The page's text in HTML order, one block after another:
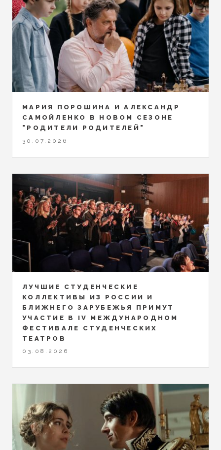
МАРИЯ ПОРОШИНА И АЛЕКСАНДР
САМОЙЛЕНКО В НОВОМ СЕЗОНЕ
"РОДИТЕЛИ РОДИТЕЛЕЙ"
30.07.2026
ЛУЧШИЕ СТУДЕНЧЕСКИЕ
КОЛЛЕКТИВЫ ИЗ РОССИИ И
БЛИЖНЕГО ЗАРУБЕЖЬЯ ПРИМУТ
УЧАСТИЕ В IV МЕЖДУНАРОДНОМ
ФЕСТИВАЛЕ СТУДЕНЧЕСКИХ
ТЕАТРОВ
03.08.2026